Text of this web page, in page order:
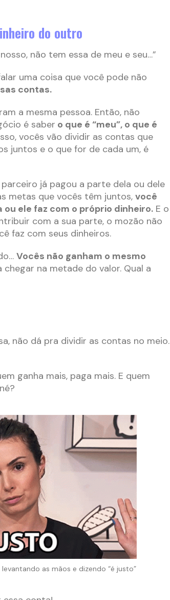
do outro
não tem essa de meu e seu…”
uma coisa que você pode não
contas.
a mesma pessoa. Então, não
é saber o que é “meu”, o que é
vocês vão dividir as contas que
juntos e o que for de cada um, é
já pagou a parte dela ou dele
metas que vocês têm juntos, você
ou ele faz com o próprio dinheiro.E o
com a sua parte, o mozão não
faz com seus dinheiros.
Vocês não ganham o mesmo
na metade do valor. Qual a
não dá pra dividir as contas no meio.
ganha mais, paga mais. E quem
levantando as mãos e dizendo “é justo”